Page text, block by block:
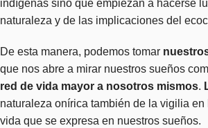
indígenas sino que empiezan a hacerse
naturaleza y de las implicaciones del
De esta manera, podemos tomar
que nos abre a mirar nuestros sueños
red de vida mayor a nosotros mismos.
naturaleza onírica también de la vigilia en
vida que se expresa en nuestros sueños.